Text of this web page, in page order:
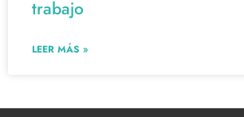
trabajo
LEER MÁS »